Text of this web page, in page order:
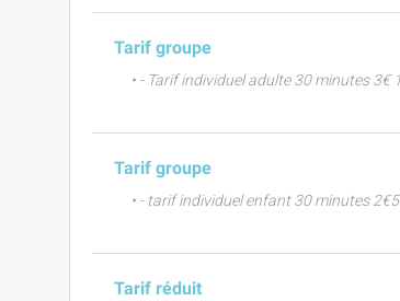
Tarif groupe
• - Tarif individuel adulte 30 minutes 3€
Tarif groupe
• - tarif individuel enfant 30 minutes
Tarif réduit